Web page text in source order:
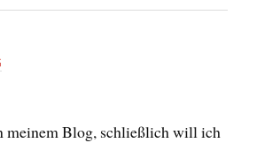
meinem Blog, schließlich will ich